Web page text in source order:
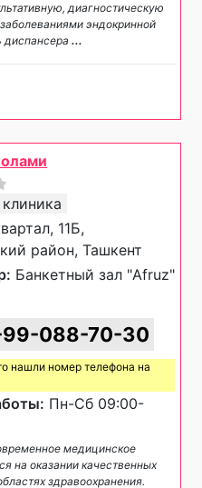
диагностическую
эндокринной
диспансера ...
11Б,
район, Ташкент
Банкетный зал "Afruz"
088-70-30
нашли номер телефона на
Пн-Сб 09:00-
медицинское
на оказании качественных
здравоохранения.